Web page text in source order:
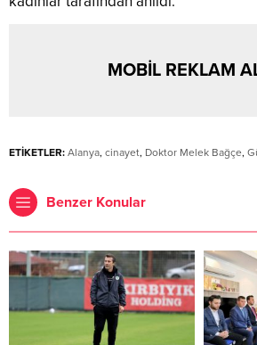
MOBİL REKLAM
ETİKETLER: Alanya, cinayet, Doktor Melek Bağçe,
Benzer Konular